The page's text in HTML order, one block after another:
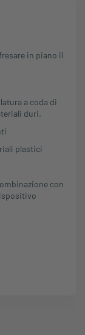
in piano il
a coda di
duri.
plastici
con